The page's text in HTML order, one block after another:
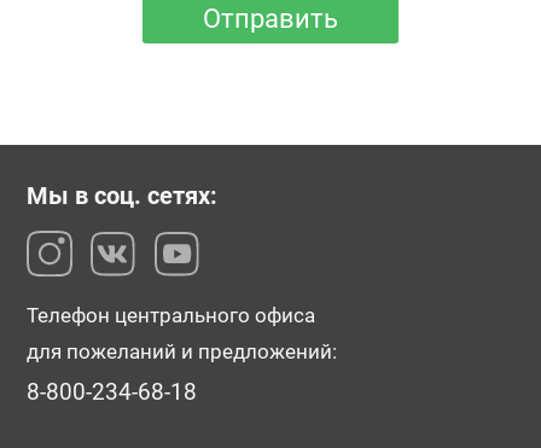
Отправить
Мы в соц. сетях:
Телефон центрального офиса
для пожеланий и предложений:
8-800-234-68-18